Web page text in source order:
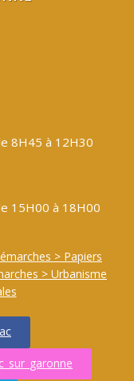
8H45 à 12H30
e 15H00 à 18H00
> Papiers
> Urbanisme